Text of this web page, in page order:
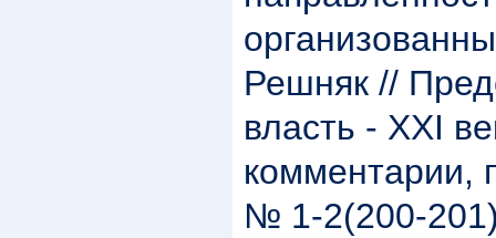
Решняк //
власть - XXI
комментарии,
№ 1-2(200-